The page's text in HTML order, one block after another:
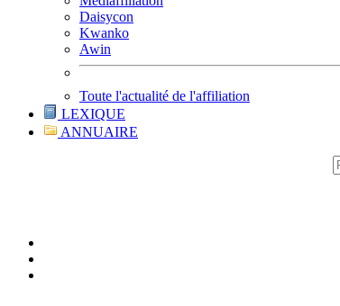
Daisycon
Kwanko
Awin
Toute l'actualité de l'affiliation
LEXIQUE
ANNUAIRE